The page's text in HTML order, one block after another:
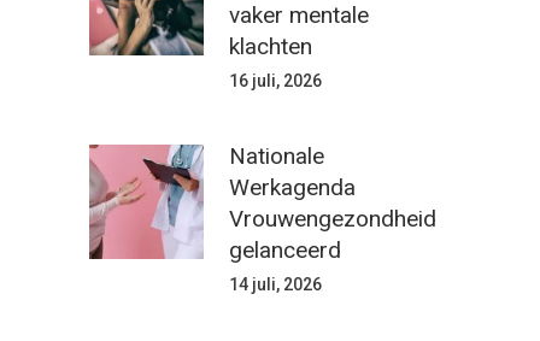
vaker mentale
klachten
16 juli, 2026
Nationale
Werkagenda
Vrouwengezondheid
gelanceerd
14 juli, 2026